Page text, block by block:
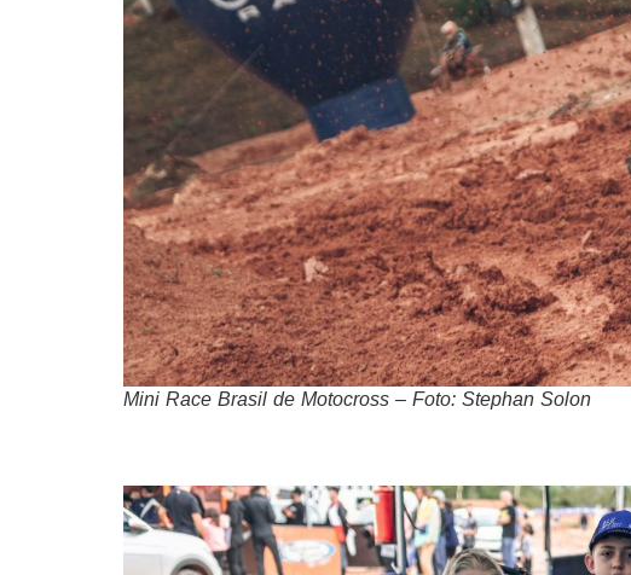
Mini Race Brasil de Motocross – Foto: Stephan Solon